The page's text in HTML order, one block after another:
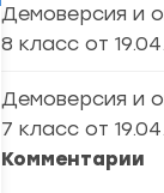
Демоверсия и
8 класс от
Демоверсия и
7 класс от
Комментарии